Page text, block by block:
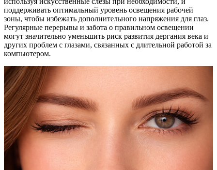
поддерживать оптимальный уровень освещения рабочей
зоны, чтобы избежать дополнительного напряжения для глаз.
Регулярные перерывы и забота о правильном освещении
могут значительно уменьшить риск развития дергания века и
других проблем с глазами, связанных с длительной работой за
компьютером.